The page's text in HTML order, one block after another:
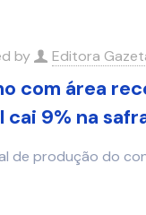
by Editora
com área
cai 9% na
de produção do